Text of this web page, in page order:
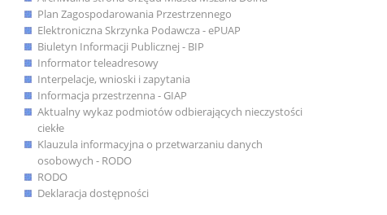
Plan Zagospodarowania Przestrzennego
Elektroniczna Skrzynka Podawcza - ePUAP
Biuletyn Informacji Publicznej - BIP
Informator teleadresowy
Interpelacje, wnioski i zapytania
Informacja przestrzenna - GIAP
Aktualny wykaz podmiotów odbierających nieczystości
ciekłe
Klauzula informacyjna o przetwarzaniu danych
osobowych - RODO
RODO
Deklaracja dostępności